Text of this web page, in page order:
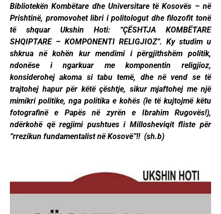
Bibliotekën Kombëtare dhe Universitare të Kosovës – në
Prishtinë, promovohet libri i politologut dhe filozofit tonë
të shquar Ukshin Hoti: “ÇËSHTJA KOMBËTARE
SHQIPTARE – KOMPONENTI RELIGJIOZ”. Ky studim u
shkrua në kohën kur mendimi i përgjithshëm politik,
ndonëse i ngarkuar me komponentin religjioz,
konsiderohej akoma si tabu temë, dhe në vend se të
trajtohej hapur për këtë çështje, sikur mjaftohej me një
mimikri politike, nga politika e kohës (le të kujtojmë këtu
fotografinë e Papës në zyrën e Ibrahim Rugovës!),
ndërkohë që regjimi pushtues i Millosheviqit fliste për
“rrezikun fundamentalist në Kosovë”!! (sh.b)